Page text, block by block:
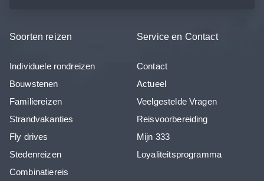
Soorten reizen
Individuele rondreizen
Bouwstenen
Familiereizen
Strandvakanties
Fly drives
Stedenreizen
Combinatiereis
Service en Contact
Contact
Actueel
Veelgestelde Vragen
Reisvoorbereiding
Mijn 333
Loyaliteitsprogramma